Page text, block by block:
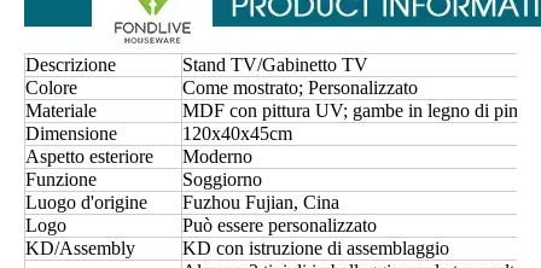
Descrizione
Stand TV/Gabinetto TV
Colore
Come mostrato; Personalizzato
Materiale
MDF con pittura UV; gambe in legno di pino
Dimensione
120x40x45cm
Aspetto esteriore
Moderno
Funzione
Soggiorno
Luogo d'origine
Fuzhou Fujian, Cina
Logo
Può essere personalizzato
KD/Assembly
KD con istruzione di assemblaggio